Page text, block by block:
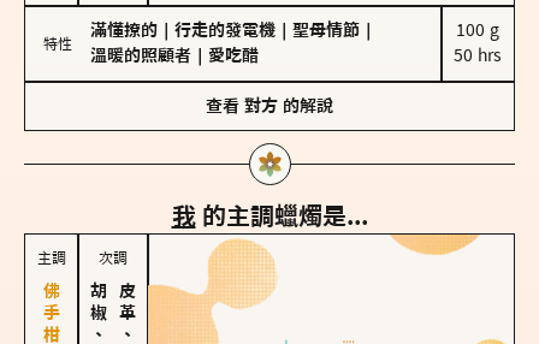
特性
滿懂撩的 行走的發電機 聖母情節
溫暖的照顧者
愛吃醋
100 g
50 hrs
查看 對方 的解說
我 的主調蠟燭是...
主調 次調